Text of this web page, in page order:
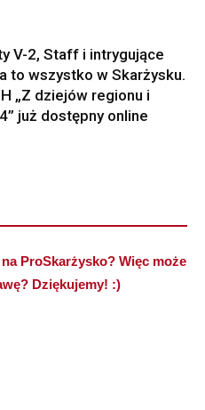
V-2, Staff i intrygujące
to wszystko w Skarżysku.
„Z dziejów regionu i
już dostępny online
ProSkarżysko? Więc może
Dziękujemy! :)